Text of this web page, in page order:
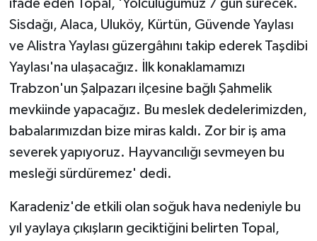
ifade eden Topal, 'Yolculuğumuz 7 gün sürecek.
Sisdağı, Alaca, Uluköy, Kürtün, Güvende Yaylası
ve Alistra Yaylası güzergâhını takip ederek Taşdibi
Yaylası'na ulaşacağız. İlk konaklamamızı
Trabzon'un Şalpazarı ilçesine bağlı Şahmelik
mevkiinde yapacağız. Bu meslek dedelerimizden,
babalarımızdan bize miras kaldı. Zor bir iş ama
severek yapıyoruz. Hayvancılığı sevmeyen bu
mesleği sürdüremez' dedi.
Karadeniz'de etkili olan soğuk hava nedeniyle bu
yıl yaylaya çıkışların geciktiğini belirten Topal,
Sağlık
SİYASET
TEKNOLOJİ
Turizm
YAŞAM